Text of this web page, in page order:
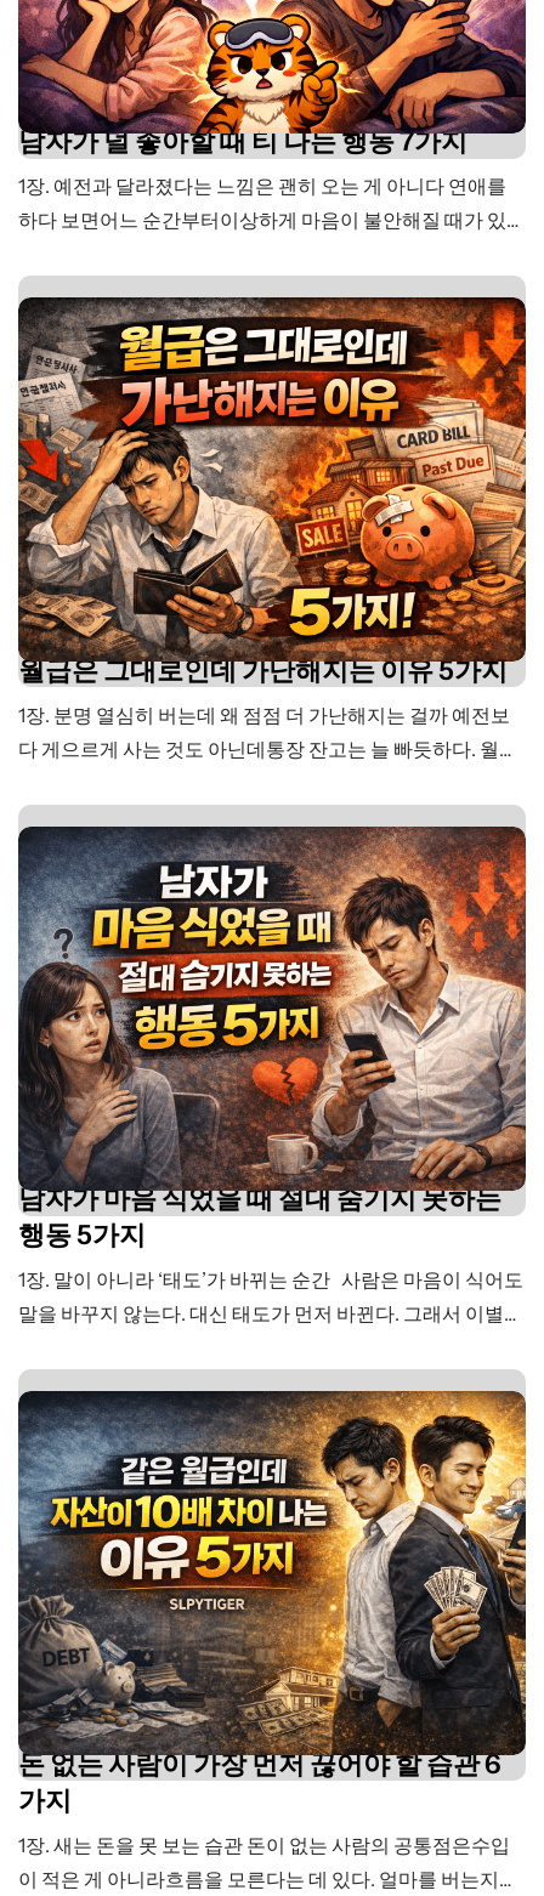
남자가 덜 좋아할 때 티 나는 행동 7가지
1장. 예전과 달라졌다는 느낌은 괜히 오는 게 아니다 연애를
하다 보면어느 순간부터이상하게 마음이 불안해질 때가 있
느껴지지 않는 순간이다. 예전에는먼저 연락하고,사소한 말
도 기억하고,작은 변화에도 반응하던 사람이었다. “밥 먹었
어?”“오늘 힘들진 않았어?”“잘 들어갔어?” 이런 말들이특별
해서 기억에 남는 게 아니라너무 자연스러워서 당연하게 느
껴졌던 때가 있다.…
월급은 그대로인데 가난해지는 이유 5가지
1장. 분명 열심히 버는데 왜 점점 더 가난해지는 걸까 예전보
다 게으르게 사는 것도 아닌데통장 잔고는 늘 빠듯하다. 월급
다시 불안해진다. 특별히 큰 사치를 한 것도 아닌데왜 이렇게
돈이 안 남는지스스로도 답답할 때가 있다. “내가 돈을 너무
못 쓰는 건가?”“월급이 적어서 그런 건가?”“왜 이렇게…
남자가 마음 식었을 때 절대 숨기지 못하는
행동 5가지
1장. 말이 아니라 ‘태도’가 바뀌는 순간 사람은 마음이 식어도
말을 바꾸지 않는다. 대신 태도가 먼저 바뀐다. 그래서 이별은
에는 바쁘다가도 틈을 내서 연락하던 사람이 이제는 “나중에
답할게”가 된다. 답장은 늦어지고, 내용은 짧아진다. “응” “그
래” “알겠어” 대화는 이어지지 않고 끊긴다. 이건 단순히…
돈 없는 사람이 가장 먼저 끊어야 할 습관 6
가지
1장. 새는 돈을 못 보는 습관 돈이 없는 사람의 공통점은수입
이 적은 게 아니라흐름을 모른다는 데 있다. 얼마를 버는지는